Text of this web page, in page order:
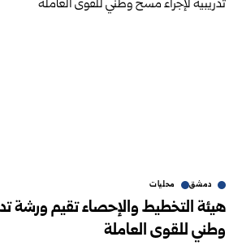
دمشق محليات
هيئة التخطيط والإحصاء تقيم ورشة
وطني للقوى العاملة